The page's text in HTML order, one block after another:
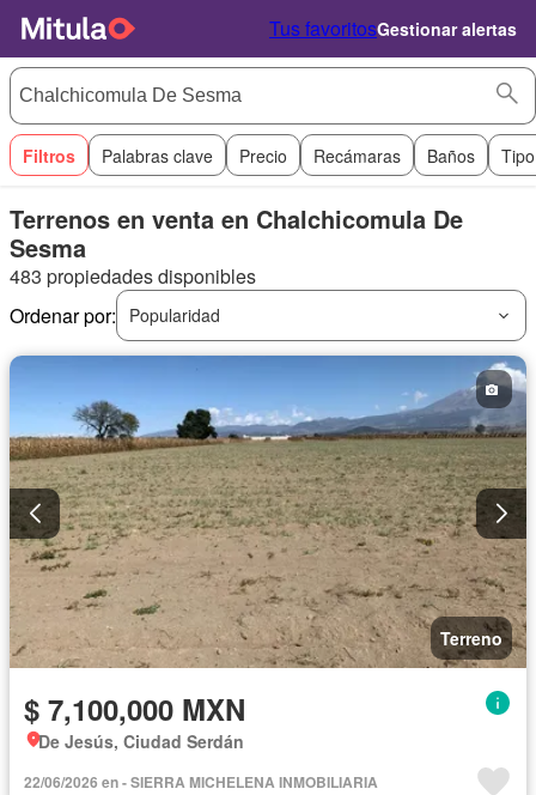
Tus favoritosGestionar alertas
Filtros Palabras clave Precio Recámaras Baños
Terrenos en venta en Chalchicomula De
Sesma
483 propiedades disponibles
Ordenar por:
Popularidad
Terreno
$ 7,100,000 MXN
De Jesús, Ciudad Serdán
22/06/2026 en - SIERRA MICHELENA INMOBILIARIA